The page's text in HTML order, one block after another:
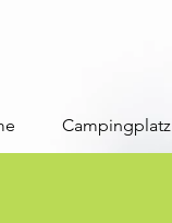
Campingplatz